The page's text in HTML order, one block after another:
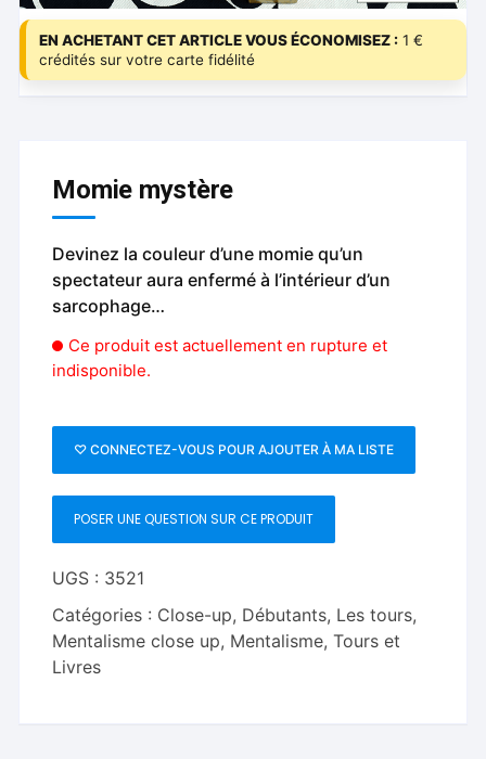
EN ACHETANT CET ARTICLE VOUS ÉCONOMISEZ : 1 €
crédités sur votre carte fidélité
Momie mystère
Devinez la couleur d’une momie qu’un
spectateur aura enfermé à l’intérieur d’un
sarcophage…
Ce produit est actuellement en rupture et
indisponible.
♡ CONNECTEZ-VOUS POUR AJOUTER À MA LISTE
POSER UNE QUESTION SUR CE PRODUIT
UGS : 3521
Catégories : Close-up, Débutants, Les tours,
Mentalisme close up, Mentalisme, Tours et
Livres